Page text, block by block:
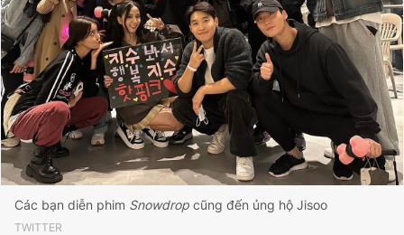
Các bạn diễn phim Snowdrop cũng đến ủng hộ Jisoo
TWITTER